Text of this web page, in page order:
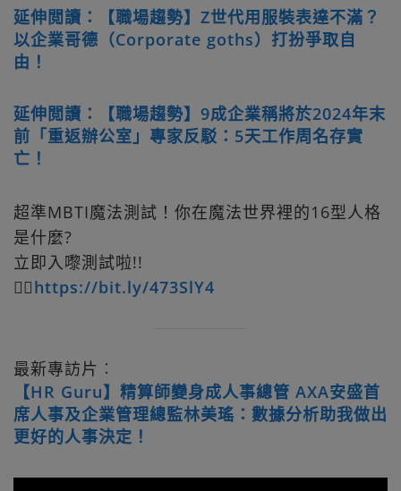
延伸閲讀：【職場趨勢】Z世代用服裝表達不滿？
以企業哥德（Corporate goths）打扮爭取自
由！
延伸閲讀：【職場趨勢】9成企業稱將於2024年末
前「重返辦公室」專家反駁：5天工作周名存實
亡！
超準MBTI魔法測試！你在魔法世界裡的16型人格
是什麼?
立即入嚟測試啦!!
👉🏻https://bit.ly/473SlY4
最新專訪片︰
【HR Guru】精算師變身成人事總管 AXA安盛首
席人事及企業管理總監林美瑤：數據分析助我做出
更好的人事決定！